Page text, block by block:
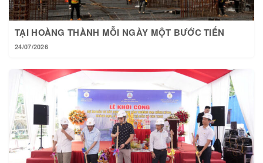
TẠI HOÀNG THÀNH MỖI NGÀY MỘT BƯỚC TIẾN
24/07/2026